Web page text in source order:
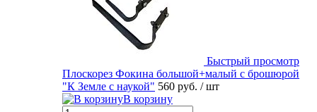
Быстрый просмотр
Плоскорез Фокина большой+малый с брошюрой
"К Земле с наукой" 560 руб. / шт
В корзину